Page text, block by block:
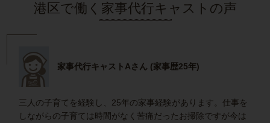
港区で働く家事代行キャストの声
家事代行キャストAさん (家事歴25年)
三人の子育てを経験し、25年の家事経験があります。仕事を
しながらの子育ては時間がなく苦痛だったお掃除ですが今は